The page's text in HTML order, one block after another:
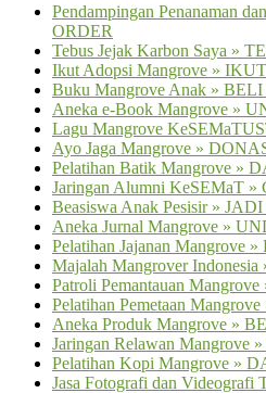
Pendampingan Penanaman
ORDER
Tebus Jejak Karbon Saya »
Ikut Adopsi Mangrove » IKUT
Buku Mangrove Anak »
Aneka e-Book Mangrove »
Lagu Mangrove
Ayo Jaga Mangrove »
Pelatihan Batik Mangrove »
Jaringan Alumni KeSEMaT
Beasiswa Anak Pesisir »
Aneka Jurnal Mangrove »
Pelatihan Jajanan Mangrove
Majalah Mangrover
Patroli Pemantauan
Pelatihan Pemetaan
Aneka Produk Mangrove »
Jaringan Relawan Mangrove
Pelatihan Kopi Mangrove »
Jasa Fotografi dan Videografi